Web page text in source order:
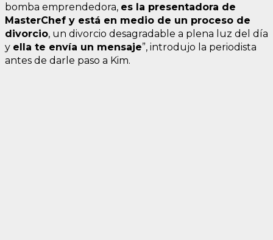
bomba emprendedora, es la presentadora de
MasterChef y está en medio de un proceso de
divorcio, un divorcio desagradable a plena luz del día
y ella te envía un mensaje”, introdujo la periodista
antes de darle paso a Kim.